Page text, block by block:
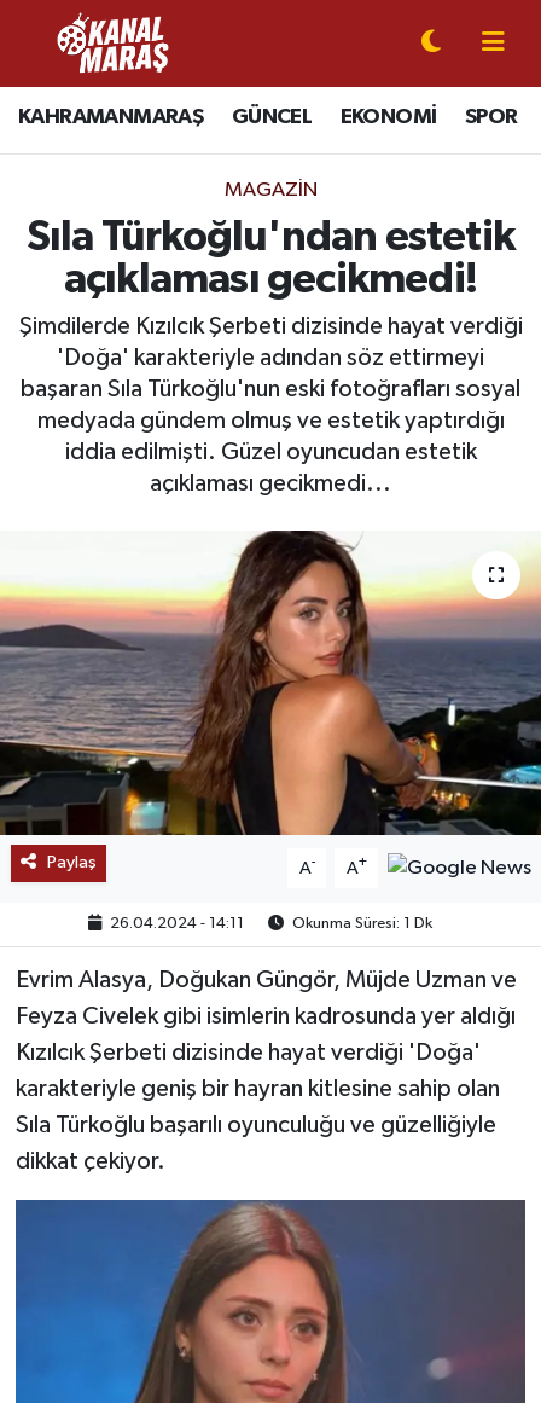
KAHRAMANMARAŞ GÜNCEL EKONOMİ SPOR
MAGAZİN
Sıla Türkoğlu'ndan estetik
açıklaması gecikmedi!
Şimdilerde Kızılcık Şerbeti dizisinde hayat verdiği
'Doğa' karakteriyle adından söz ettirmeyi
başaran Sıla Türkoğlu'nun eski fotoğrafları sosyal
medyada gündem olmuş ve estetik yaptırdığı
iddia edilmişti. Güzel oyuncudan estetik
açıklaması gecikmedi...
Paylaş A- A+
26.04.2024 - 14:11 Okunma Süresi: 1 Dk
Evrim Alasya, Doğukan Güngör, Müjde Uzman ve
Feyza Civelek gibi isimlerin kadrosunda yer aldığı
Kızılcık Şerbeti dizisinde hayat verdiği 'Doğa'
karakteriyle geniş bir hayran kitlesine sahip olan
Sıla Türkoğlu başarılı oyunculuğu ve güzelliğiyle
dikkat çekiyor.
CANLI YAYIN
KAHRAMANMARAŞ
SPOR
SİYASET
EKONOMİ
GÜNDEM
SAĞLIK
EĞİTİM
BÖLGE
KEŞFET
POPÜLER
TREND
MEDYA
OTOMOTİV
TEKNOLOJİ
YAŞAM
KÜLTÜR SANAT
Kahramanmaraş Nöbetçi Eczaneler
Kahramanmaraş Hava Durumu
Kahramanmaraş Trafik Yoğunluk Haritası
Süper Lig Puan Durumu ve Fikstür
Tüm Manşetler
Son Dakika Haberleri